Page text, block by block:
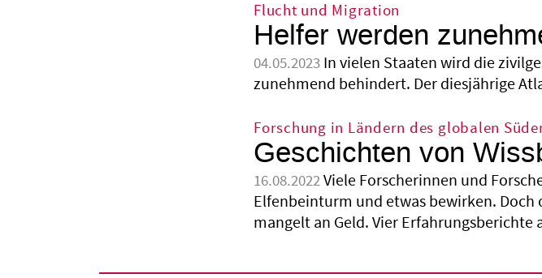
Flucht und Migration
Helfer werden
04.05.2023 In vielen Staaten wird die
zunehmend behindert. Der diesjährige
Forschung in Ländern des globalen
Geschichten von
16.08.2022Viele Forscherinnen und
Elfenbeinturm und etwas bewirken. Doch
mangelt an Geld. Vier Erfahrungsberichte